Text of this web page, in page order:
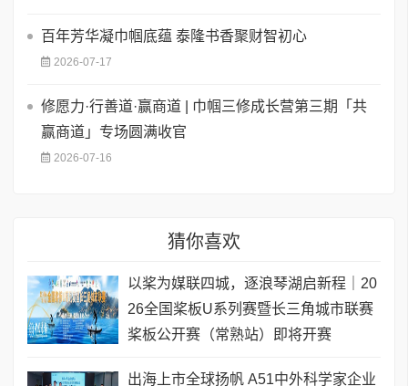
百年芳华凝巾帼底蕴 泰隆书香聚财智初心
2026-07-17
修愿力·行善道·赢商道 | 巾帼三修成长营第三期「共
赢商道」专场圆满收官
2026-07-16
猜你喜欢
以桨为媒联四城，逐浪琴湖启新程｜20
26全国桨板U系列赛暨长三角城市联赛
桨板公开赛（常熟站）即将开赛
出海上市全球扬帆 A51中外科学家企业